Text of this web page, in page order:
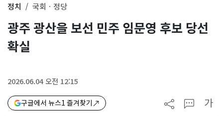
정치 국회ㆍ정당
광주 광산을 보선 민주 임문영 후보 당선
확실
2026.06.04 오전 12:15
구글에서 뉴스1 즐겨찾기 가